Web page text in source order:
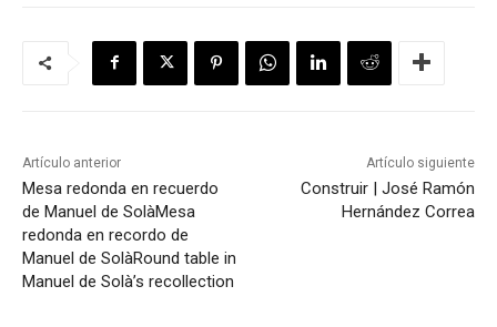
Artículo anterior
Mesa redonda en recuerdo
de Manuel de SolàMesa
redonda en recordo de
Manuel de SolàRound table in
Manuel de Solà’s recollection
Artículo siguiente
Construir | José Ramón
Hernández Correa